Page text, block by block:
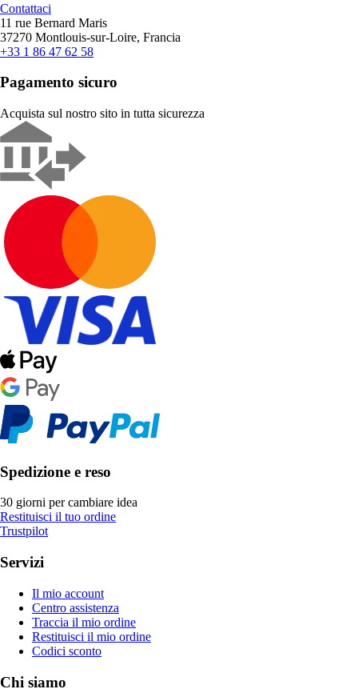
Contattaci
11 rue Bernard Maris
37270 Montlouis-sur-Loire, Francia
+33 1 86 47 62 58
Pagamento sicuro
Acquista sul nostro sito in tutta sicurezza
Spedizione e reso
30 giorni per cambiare idea
Restituisci il tuo ordine
Trustpilot
Servizi
Il mio account
Centro assistenza
Traccia il mio ordine
Restituisci il mio ordine
Codici sconto
Chi siamo